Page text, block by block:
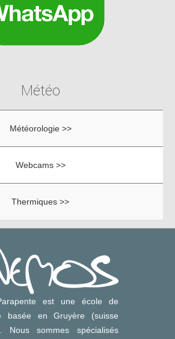
Météo
Météorologie >>
Webcams >>
Thermiques >>
est une école de
basée en Gruyère (suisse
Nous sommes spécialisés